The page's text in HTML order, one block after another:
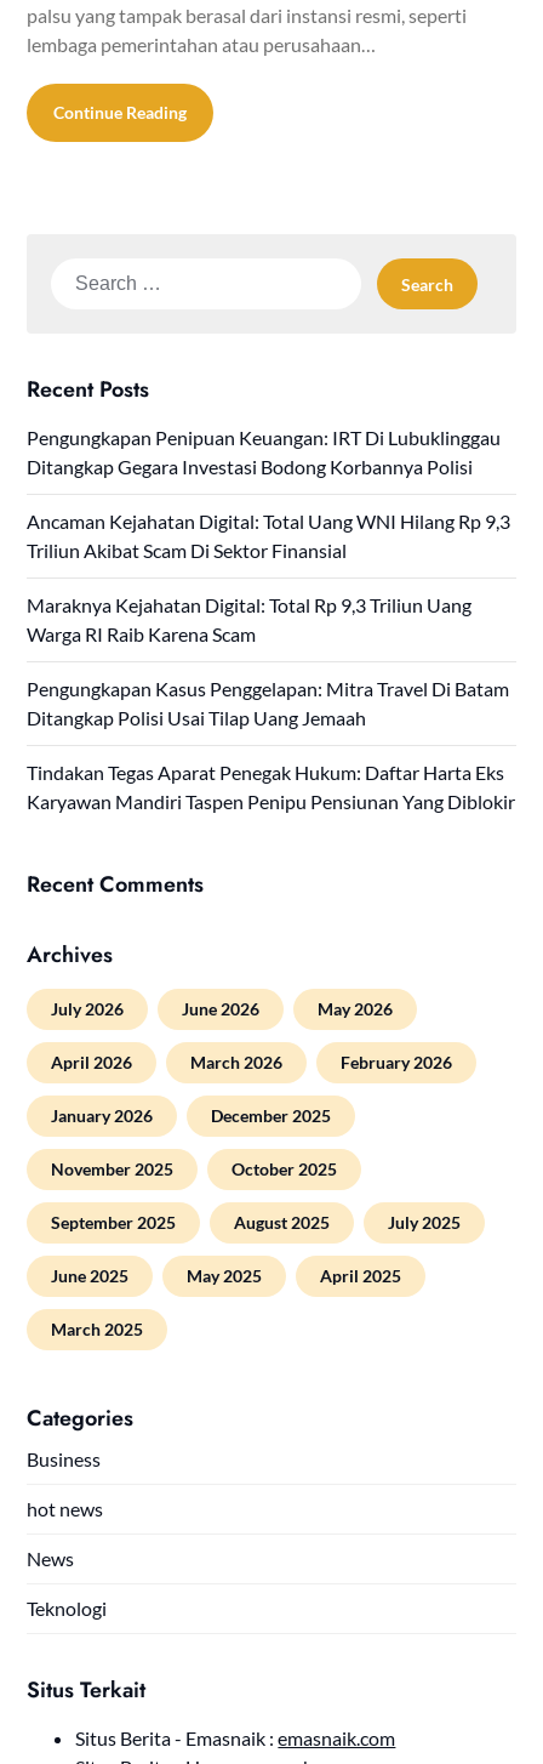
palsu yang tampak berasal dari instansi resmi, seperti
lembaga pemerintahan atau perusahaan…
Continue Reading
Search
Recent Posts
Pengungkapan Penipuan Keuangan: IRT Di Lubuklinggau
Ditangkap Gegara Investasi Bodong Korbannya Polisi
Ancaman Kejahatan Digital: Total Uang WNI Hilang Rp 9,3
Triliun Akibat Scam Di Sektor Finansial
Maraknya Kejahatan Digital: Total Rp 9,3 Triliun Uang
Warga RI Raib Karena Scam
Pengungkapan Kasus Penggelapan: Mitra Travel Di Batam
Ditangkap Polisi Usai Tilap Uang Jemaah
Tindakan Tegas Aparat Penegak Hukum: Daftar Harta Eks
Karyawan Mandiri Taspen Penipu Pensiunan Yang Diblokir
Recent Comments
Archives
July 2026 June 2026 May 2026
April 2026 March 2026 February 2026
January 2026 December 2025
November 2025 October 2025
September 2025 August 2025 July 2025
June 2025 May 2025 April 2025
March 2025
Categories
Business
hot news
News
Teknologi
Situs Terkait
Situs Berita - Emasnaik :emasnaik.com